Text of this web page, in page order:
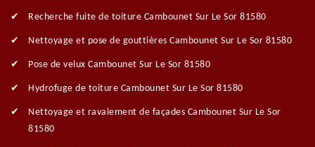
Recherche fuite de toiture Cambounet Sur Le Sor 81580
Nettoyage et pose de gouttières Cambounet Sur Le Sor 81580
Pose de velux Cambounet Sur Le Sor 81580
Hydrofuge de toiture Cambounet Sur Le Sor 81580
Nettoyage et ravalement de façades Cambounet Sur Le Sor
81580